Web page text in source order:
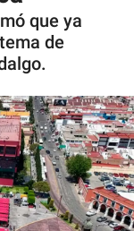
que ya
de